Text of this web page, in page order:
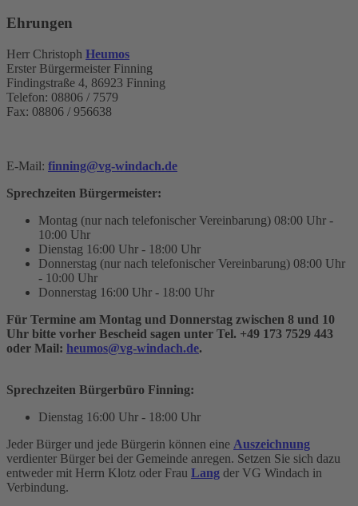
Ehrungen
Herr Christoph Heumos
Erster Bürgermeister Finning
Findingstraße 4, 86923 Finning
Telefon: 08806 / 7579
Fax: 08806 / 956638
E-Mail: finning@vg-windach.de
Sprechzeiten Bürgermeister:
Montag (nur nach telefonischer Vereinbarung) 08:00 Uhr -
10:00 Uhr
Dienstag 16:00 Uhr - 18:00 Uhr
Donnerstag (nur nach telefonischer Vereinbarung) 08:00 Uhr
- 10:00 Uhr
Donnerstag 16:00 Uhr - 18:00 Uhr
Für Termine am Montag und Donnerstag zwischen 8 und 10
Uhr bitte vorher Bescheid sagen unter Tel. +49 173 7529 443
oder Mail: heumos@vg-windach.de.
Sprechzeiten Bürgerbüro Finning:
Dienstag 16:00 Uhr - 18:00 Uhr
Jeder Bürger und jede Bürgerin können eine Auszeichnung
verdienter Bürger bei der Gemeinde anregen. Setzen Sie sich dazu
entweder mit Herrn Klotz oder Frau Lang der VG Windach in
Verbindung.